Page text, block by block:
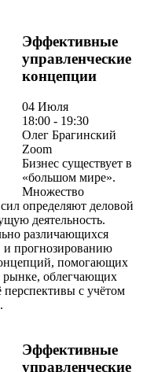
Эффективные
управленческие
концепции
04 Июля
18:00 - 19:30
Олег Брагинский
Zoom
Бизнес существует в
«большом мире».
Множество
определяют деловой
деятельность.
различающихся
и прогнозированию
помогающих
рынке, облегчающих
с учётом
Эффективные
управленческие